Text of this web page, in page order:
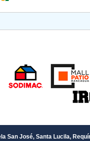
San José, Santa Lucila,